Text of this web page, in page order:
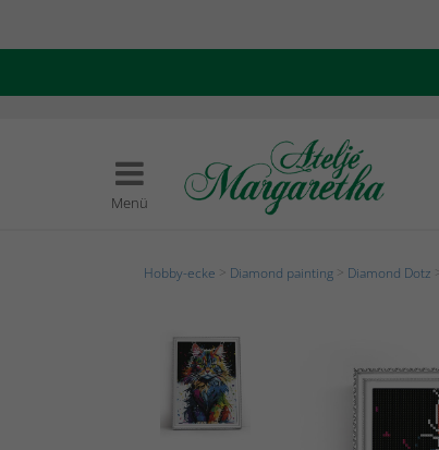
Menü
Hobby-ecke Diamond painting Diamond Dotz